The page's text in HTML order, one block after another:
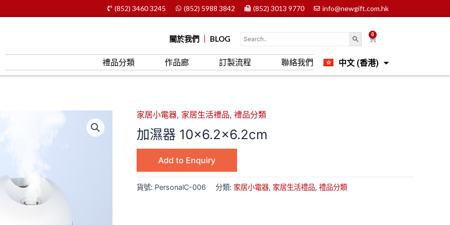
(852) 3460 3245 (852) 5988 3842 (852) 3013 9770 info@newgift.com.hk
關於我們 BLOG 0 Cart
禮品分類 作品廊 訂製流程 聯絡我們 中文 (香港)
English
家居小電器, 家居生活禮品, 禮品分類
加濕器 10×6.2×6.2cm
Add to Enquiry
貨號: PersonalC-006 分類: 家居小電器, 家居生活禮品, 禮品分類